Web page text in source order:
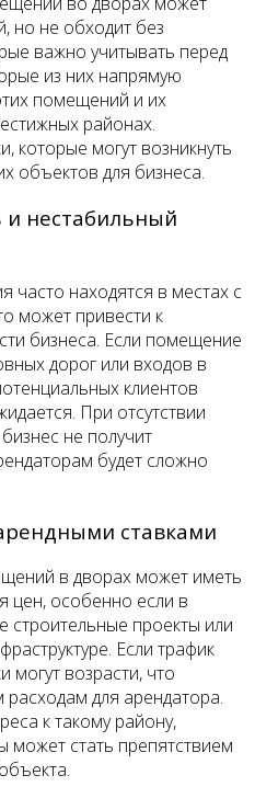
но не обходит без
важно учитывать перед
из них напрямую
помещений и их
районах.
которые могут возникнуть
объектов для бизнеса.
и нестабильный
находятся в местах с
может привести к
бизнеса. Если помещение
дорог или входов в
клиентов
При отсутствии
не получит
будет сложно
ставками
в дворах может иметь
цен, особенно если в
строительные проекты или
Если трафик
могут возрасти, что
для арендатора.
к такому району,
может стать препятствием